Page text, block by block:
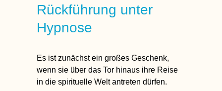
Rückführung unter
Hypnose
Es ist zunächst ein großes Geschenk,
wenn sie über das Tor hinaus ihre Reise
in die spirituelle Welt antreten dürfen.